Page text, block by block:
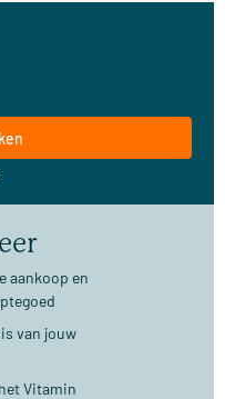
aankoop en
van jouw
Vitamin